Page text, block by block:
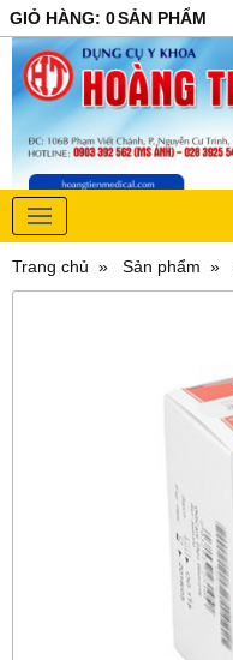
GIỎ HÀNG: 0SẢN PHẨM
Trang chủ Sản phẩm